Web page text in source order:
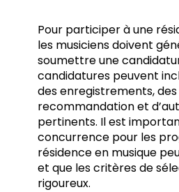
Pour participer à une
les musiciens doivent
soumettre une
candidatures peuvent
des enregistrements,
recommandation et
pertinents. Il est
concurrence pour les
résidence en musique
et que les critères de
rigoureux.